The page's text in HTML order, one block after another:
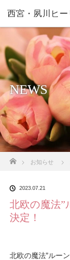
西宮・夙川ヒ
NEWS
ホーム
お知らせ
2023.07.21
北欧の魔法”
決定！
北欧の魔法”ルー